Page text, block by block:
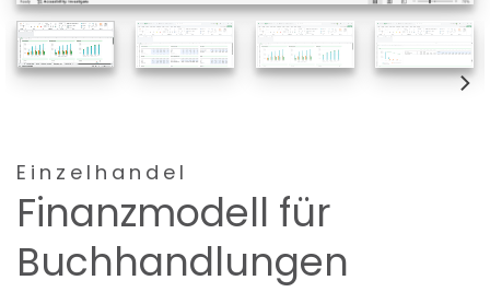
Einzelhandel
Finanzmodell für
Buchhandlungen